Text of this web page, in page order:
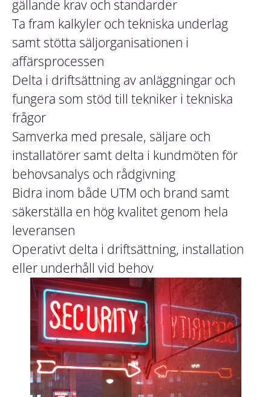
gällande krav och standarder
Ta fram kalkyler och tekniska underlag
samt stötta säljorganisationen i
affärsprocessen
Delta i driftsättning av anläggningar och
fungera som stöd till tekniker i tekniska
frågor
Samverka med presale, säljare och
installatörer samt delta i kundmöten för
behovsanalys och rådgivning
Bidra inom både UTM och brand samt
säkerställa en hög kvalitet genom hela
leveransen
Operativt delta i driftsättning, installation
eller underhåll vid behov